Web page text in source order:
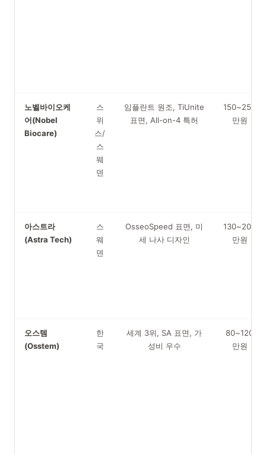
노벨바이오케
어(Nobel
Biocare)
스
위
스/
스
웨
덴
임플란트 원조, TiUnite
표면, All-on-4 특허
150~250
만원
아스트라
(Astra Tech)
스
웨
덴
OsseoSpeed 표면, 미
세 나사 디자인
130~200
만원
오스템
(Osstem)
한
국
세계 3위, SA 표면, 가
성비 우수
80~120
만원